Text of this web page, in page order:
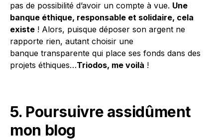
pas de possibilité d’avoir un compte à vue. Une
banque éthique, responsable et solidaire, cela
existe ! Alors, puisque déposer son argent ne
rapporte rien, autant choisir une
banque transparente qui place ses fonds dans des
projets éthiques…Triodos, me voilà !
5. Poursuivre assidûment
mon blog